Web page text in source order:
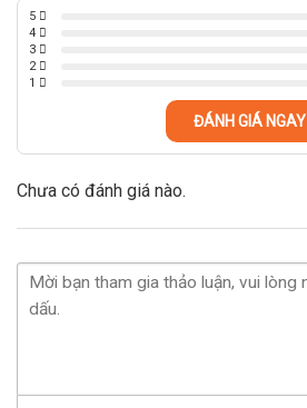
5
4
3
2
1
ĐÁNH GIÁ NGAY
Chưa có đánh giá nào.